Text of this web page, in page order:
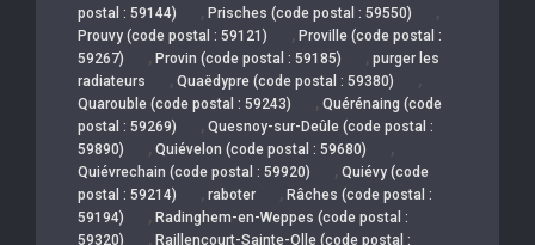
postal : 59144)
, Prisches (code postal : 59550) ,
Prouvy (code postal : 59121) , Proville (code postal :
59267)
, Provin (code postal : 59185) , purger les
radiateurs
, Quaëdypre (code postal : 59380) ,
Quarouble (code postal : 59243) , Quérénaing (code
postal : 59269)
, Quesnoy-sur-Deûle (code postal :
59890)
, Quiévelon (code postal : 59680) ,
Quiévrechain (code postal : 59920) , Quiévy (code
postal : 59214)
, raboter , Râches (code postal :
59194)
, Radinghem-en-Weppes (code postal :
59320)
, Raillencourt-Sainte-Olle (code postal :